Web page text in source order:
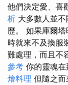
他們決定愛、喜
析 大多數人並
歷。 如果庫爾
時就來不及換服
難處理，而且
參考 你的靈魂在
燴料理 但隨之